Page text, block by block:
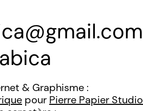
& Graphisme :
pour Pierre Papier Studio